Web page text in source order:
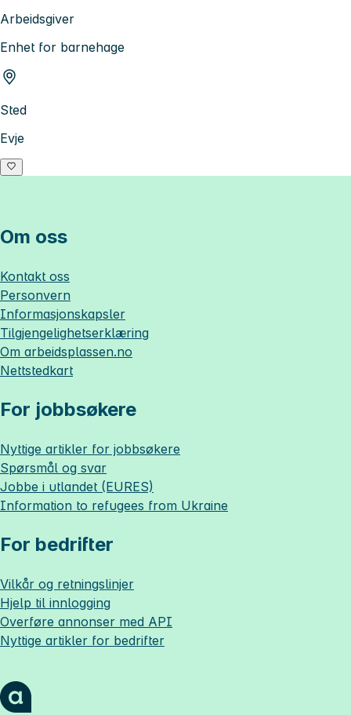
Arbeidsgiver
Enhet for barnehage
Sted
Evje
Om oss
Kontakt oss
Personvern
Informasjonskapsler
Tilgjengelighetserklæring
Om arbeidsplassen.no
Nettstedkart
For jobbsøkere
Nyttige artikler for jobbsøkere
Spørsmål og svar
Jobbe i utlandet (EURES)
Information to refugees from Ukraine
For bedrifter
Vilkår og retningslinjer
Hjelp til innlogging
Overføre annonser med API
Nyttige artikler for bedrifter